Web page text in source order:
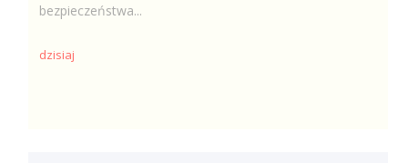
bezpieczeństwa...
dzisiaj